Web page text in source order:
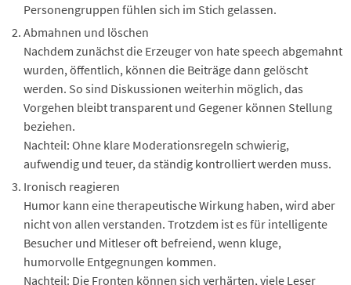
Personengruppen fühlen sich im Stich gelassen.
Abmahnen und löschen
Nachdem zunächst die Erzeuger von hate speech abgemahnt
wurden, öffentlich, können die Beiträge dann gelöscht
werden. So sind Diskussionen weiterhin möglich, das
Vorgehen bleibt transparent und Gegener können Stellung
beziehen.
Nachteil: Ohne klare Moderationsregeln schwierig,
aufwendig und teuer, da ständig kontrolliert werden muss.
Ironisch reagieren
Humor kann eine therapeutische Wirkung haben, wird aber
nicht von allen verstanden. Trotzdem ist es für intelligente
Besucher und Mitleser oft befreiend, wenn kluge,
humorvolle Entgegnungen kommen.
Nachteil: Die Fronten können sich verhärten, viele Leser